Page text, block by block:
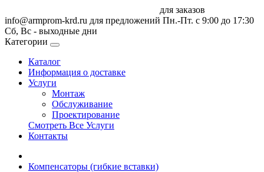
для заказов
info@armprom-krd.ru для предложений Пн.-Пт. c 9:00 до 17:30
Сб, Вс - выходные дни
Категории
Каталог
Информация о доставке
Услуги
Монтаж
Обслуживание
Проектирование
Смотреть Все Услуги
Контакты
Компенсаторы (гибкие вставки)